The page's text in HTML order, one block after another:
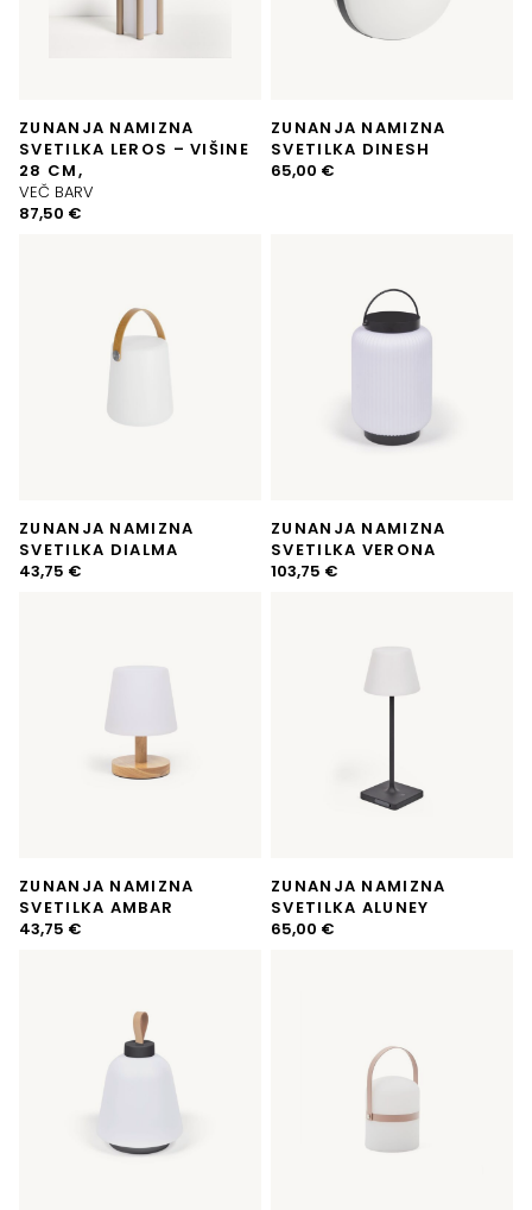
ZUNANJA NAMIZNA
SVETILKA LEROS – VIŠINE
28 CM,
VEČ BARV
87,50 €
ZUNANJA NAMIZNA
SVETILKA DINESH
65,00 €
ZUNANJA NAMIZNA
SVETILKA DIALMA
43,75 €
ZUNANJA NAMIZNA
SVETILKA VERONA
103,75 €
ZUNANJA NAMIZNA
SVETILKA AMBAR
43,75 €
ZUNANJA NAMIZNA
SVETILKA ALUNEY
65,00 €